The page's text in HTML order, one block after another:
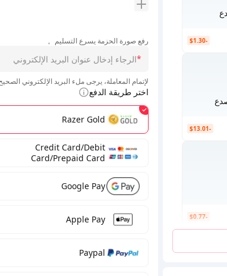
رفع صورة الحزمة يسرع التسليم。
*
لإتمام المعاملة، يرجى ملء البريد الإلكتروني
اختر طريقة الدفع
Razer Gold
Credit Card/Debit
Card/Prepaid Card
Google Pay
Apple Pay
Paypal
-$1.30
-$13.01
-$0.77